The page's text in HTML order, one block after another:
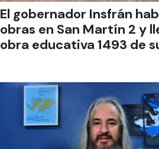
El gobernador Insfrán
obras en San Martín 2 y
obra educativa 1493 de